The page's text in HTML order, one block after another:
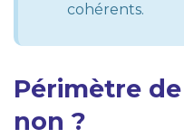
cohérents.
Périmètre
non ?